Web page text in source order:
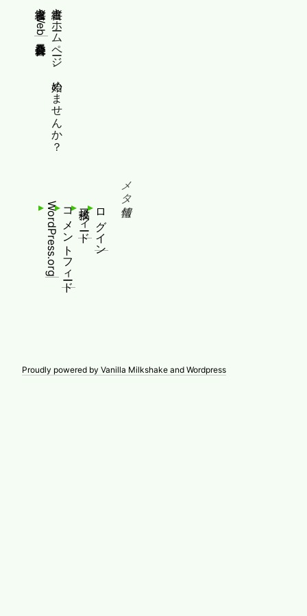
縦書きホームページ、始めませんか？
縦書きWeb普及委員会
メタ情報
ログイン
投稿フィード
コメントフィード
WordPress.org
Proudly powered by Vanilla Milkshake and Wordpress